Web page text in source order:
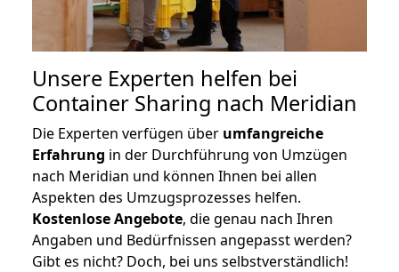
Unsere Experten helfen bei
Container Sharing nach Meridian
Die Experten verfügen über umfangreiche
Erfahrung in der Durchführung von Umzügen
nach Meridian und können Ihnen bei allen
Aspekten des Umzugsprozesses helfen.
Kostenlose Angebote, die genau nach Ihren
Angaben und Bedürfnissen angepasst werden?
Gibt es nicht? Doch, bei uns selbstverständlich!